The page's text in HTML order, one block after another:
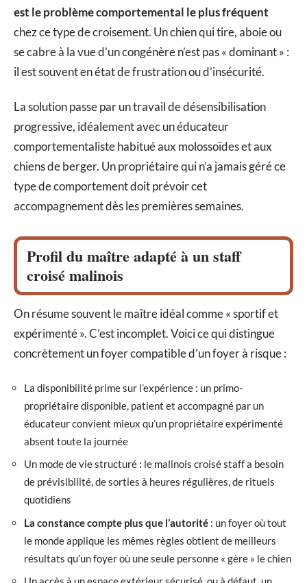
est le problème comportemental le plus fréquent
chez ce type de croisement. Un chien qui tire, aboie ou
se cabre à la vue d’un congénère n’est pas « dominant » :
il est souvent en état de frustration ou d’insécurité.
La solution passe par un travail de désensibilisation
progressive, idéalement avec un éducateur
comportementaliste habitué aux molossoïdes et aux
chiens de berger. Un propriétaire qui n’a jamais géré ce
type de comportement doit prévoir cet
accompagnement dès les premières semaines.
Profil du maître adapté à un staff
croisé malinois
On résume souvent le maître idéal comme « sportif et
expérimenté ». C’est incomplet. Voici ce qui distingue
concrètement un foyer compatible d’un foyer à risque :
La disponibilité prime sur l’expérience : un primo-
propriétaire disponible, patient et accompagné par un
éducateur convient mieux qu’un propriétaire expérimenté
absent toute la journée
Un mode de vie structuré : le malinois croisé staff a besoin
de prévisibilité, de sorties à heures régulières, de rituels
quotidiens
La constance compte plus que l’autorité : un foyer où tout
le monde applique les mêmes règles obtient de meilleurs
résultats qu’un foyer où une seule personne « gère » le chien